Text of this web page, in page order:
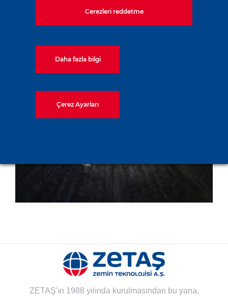
SCPX Projesi MTBM
Şaftları Projesi
ZETAŞ'ın 1988 yılında kurulmasından bu yana,
Cerezleri reddetme
Daha fazla bilgi
Çerez Ayarları